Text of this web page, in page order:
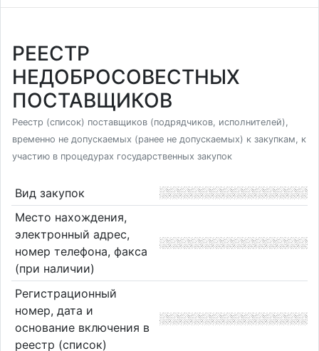
РЕЕСТР
НЕДОБРОСОВЕСТНЫХ
ПОСТАВЩИКОВ
Реестр (список) поставщиков (подрядчиков, исполнителей),
временно не допускаемых (ранее не допускаемых) к закупкам, к
участию в процедурах государственных закупок
Вид закупок
Место нахождения,
электронный адрес,
номер телефона, факса
(при наличии)
Регистрационный
номер, дата и
основание включения в
реестр (список)